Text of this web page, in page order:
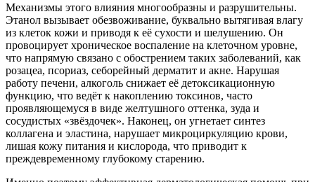
Механизмы этого влияния многообразны и разрушительны.
Этанол вызывает обезвоживание, буквально вытягивая влагу
из клеток кожи и приводя к её сухости и шелушению. Он
провоцирует хроническое воспаление на клеточном уровне,
что напрямую связано с обострением таких заболеваний, как
розацеа, псориаз, себорейный дерматит и акне. Нарушая
работу печени, алкоголь снижает её детоксикационную
функцию, что ведёт к накоплению токсинов, часто
проявляющемуся в виде желтушного оттенка, зуда и
сосудистых «звёздочек». Наконец, он угнетает синтез
коллагена и эластина, нарушает микроциркуляцию крови,
лишая кожу питания и кислорода, что приводит к
преждевременному глубокому старению.